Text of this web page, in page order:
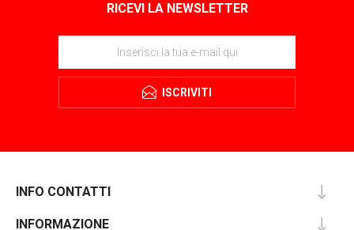
RICEVI LA NEWSLETTER
ISCRIVITI
INFO CONTATTI
INFORMAZIONE